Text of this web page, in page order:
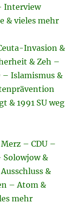
Interview
& vieles mehr
Invasion &
& Zeh –
– Islamismus &
& 1991 SU weg
– CDU –
Solowjow &
&
– Atom &
mehr